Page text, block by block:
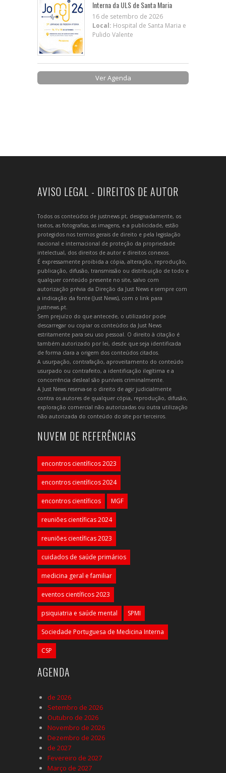
Interna da ULS de Santa Maria
16 de setembro de 2026
Local: Hospital de Santa Maria e
Pulido Valente
Ver Agenda
AVISO LEGAL - DIREITOS DE AUTOR
Todos os conteúdos de justnews.pt, designadamente, os
textos, as fotografias, as imagens, e a publicidade, estão
protegidos nos termos gerais de direito e pela legislação
nacional e internacional de proteção da propriedade
intelectual, dos direitos de autor e direitos conexos.
É expressamente proibida a cópia, alteração, reprodução,
publicação, difusão, transmissão ou distribuição de todo e
qualquer conteúdo presente no site, salvo com
autorização prévia da Direção da Just News e sempre com
a indicação da fonte (Just News), com o link para
justnews.pt.
Sem prejuízo do que antecede, o utilizador pode
descarregar ou copiar os conteúdos da Just News
estritamente para seu uso pessoal. O direito à citação é
também autorizado por lei, desde que seja identificada
de forma clara a origem dos conteúdos citados.
A usurpação, contrafação, aproveitamento do conteúdo
usurpado ou contrafeito, a identificação ilegítima e a
concorrência desleal são puníveis criminalmente.
A Just News reserva-se o direito de agir judicialmente
contra os autores de qualquer cópia, reprodução, difusão,
exploração comercial não autorizadas ou outra utilização
não autorizada do conteúdo do site por terceiros.
NUVEM DE REFERÊNCIAS
encontros científicos 2023
encontros científicos 2024
encontros científicos MGF
reuniões científicas 2024
reuniões científicas 2023
cuidados de saúde primários
medicina geral e familiar
eventos científicos 2023
psiquiatria e saúde mental SPMI
Sociedade Portuguesa de Medicina Interna
CSP
AGENDA
de 2026
Setembro de 2026
Outubro de 2026
Novembro de 2026
Dezembro de 2026
de 2027
Fevereiro de 2027
Março de 2027